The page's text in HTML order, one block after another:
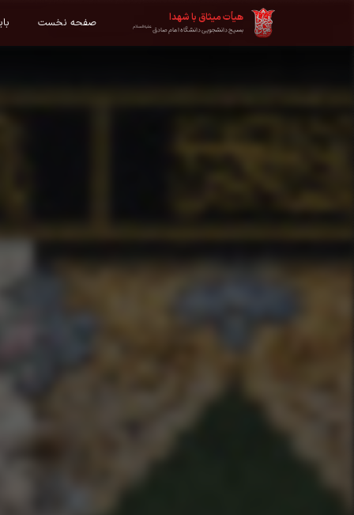
هیأت میثاق با شهدا
بسیج دانشجویی دانشگاه امام صادقعلیه‌السلام صفحه نخست